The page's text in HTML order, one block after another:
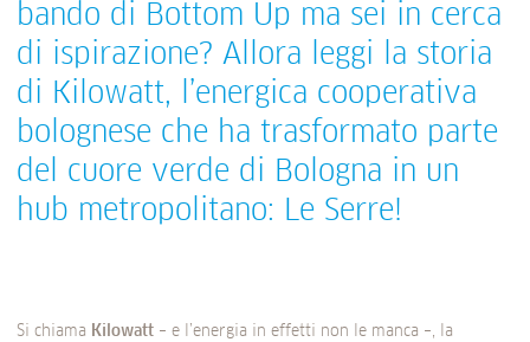
bando di Bottom Up ma sei in cerca
di ispirazione? Allora leggi la storia
di Kilowatt, l’energica cooperativa
bolognese che ha trasformato parte
del cuore verde di Bologna in un
hub metropolitano: Le Serre!
Si chiama Kilowatt – e l’energia in effetti non le manca –, la